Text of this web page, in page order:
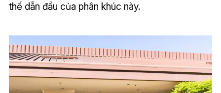
thế dẫn đầu của phân khúc này.